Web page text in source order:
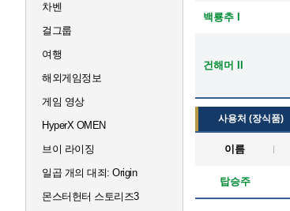
차벤
걸그룹
여행
해외게임정보
게임 영상
HyperX OMEN
브이 라이징
일곱 개의 대죄: Origin
몬스터헌터 스토리즈3
백룡추 I
건해머 II
사용처 (장식품)
이름
탑승주